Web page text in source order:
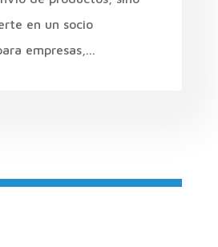
en un socio
empresas,...